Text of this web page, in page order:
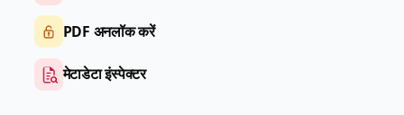
PDF अनलॉक करें
मेटाडेटा इंस्पेक्टर